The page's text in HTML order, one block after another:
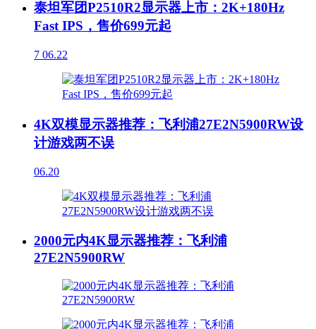
泰坦军团P2510R2显示器上市：2K+180Hz
Fast IPS，售价699元起
7 06.22
4K双模显示器推荐：飞利浦27E2N5900RW设
计游戏两不误
06.20
2000元内4K显示器推荐：飞利浦
27E2N5900RW